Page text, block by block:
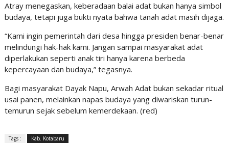
Atray menegaskan, keberadaan balai adat bukan hanya simbol
budaya, tetapi juga bukti nyata bahwa tanah adat masih dijaga.
“Kami ingin pemerintah dari desa hingga presiden benar-benar
melindungi hak-hak kami. Jangan sampai masyarakat adat
diperlakukan seperti anak tiri hanya karena berbeda
kepercayaan dan budaya,” tegasnya.
Bagi masyarakat Dayak Napu, Arwah Adat bukan sekadar ritual
usai panen, melainkan napas budaya yang diwariskan turun-
temurun sejak sebelum kemerdekaan. (red)
Tags : Kab. Kotabaru